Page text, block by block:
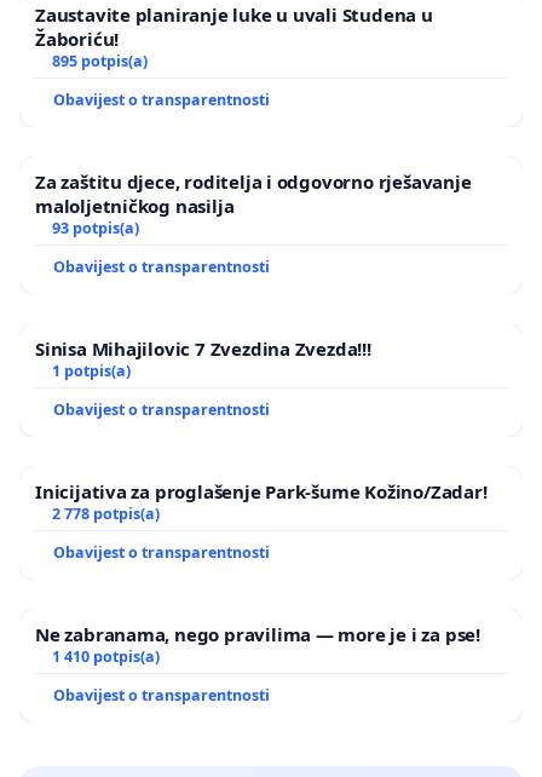
Zaustavite planiranje luke u uvali Studena u
Žaboriću!
895 potpis(a)
Obavijest o transparentnosti
Za zaštitu djece, roditelja i odgovorno rješavanje
maloljetničkog nasilja
93 potpis(a)
Obavijest o transparentnosti
Sinisa Mihajilovic 7 Zvezdina Zvezda!!!
1 potpis(a)
Obavijest o transparentnosti
Inicijativa za proglašenje Park-šume Kožino/Zadar!
2 778 potpis(a)
Obavijest o transparentnosti
Ne zabranama, nego pravilima — more je i za pse!
1 410 potpis(a)
Obavijest o transparentnosti